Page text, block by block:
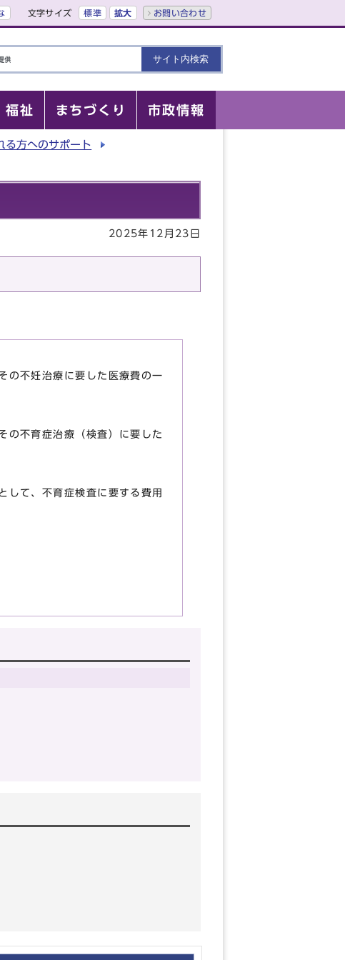
文字サイズ 標準 拡大 お問い合わせ
福祉 まちづくり 市政情報
る方へのサポート
2025年12月23日
の不妊治療に要した医療費の一
の不育症治療（検査）に要した
して、不育症検査に要する費用